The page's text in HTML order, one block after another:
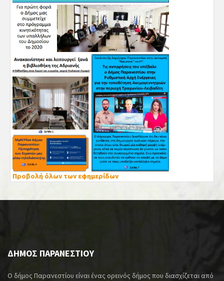
Προβολή όλων των εφημερίδων
ΔΗΜΟΣ ΠΑΡΑΝΕΣΤΙΟΥ
Ο δήμος Παρανεστίου είναι ένας ορεινός δήμος που διασχίζεται από